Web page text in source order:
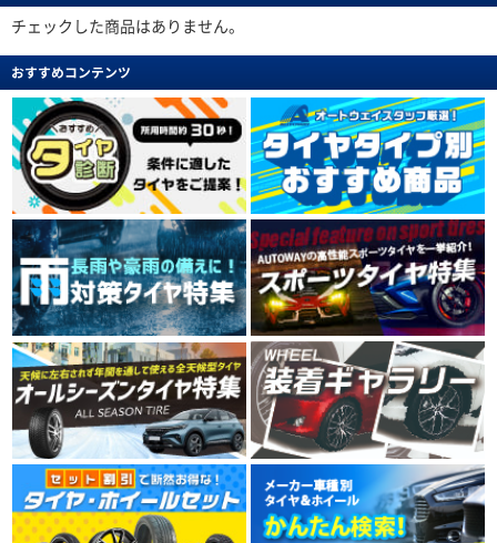
チェックした商品はありません。
おすすめコンテンツ